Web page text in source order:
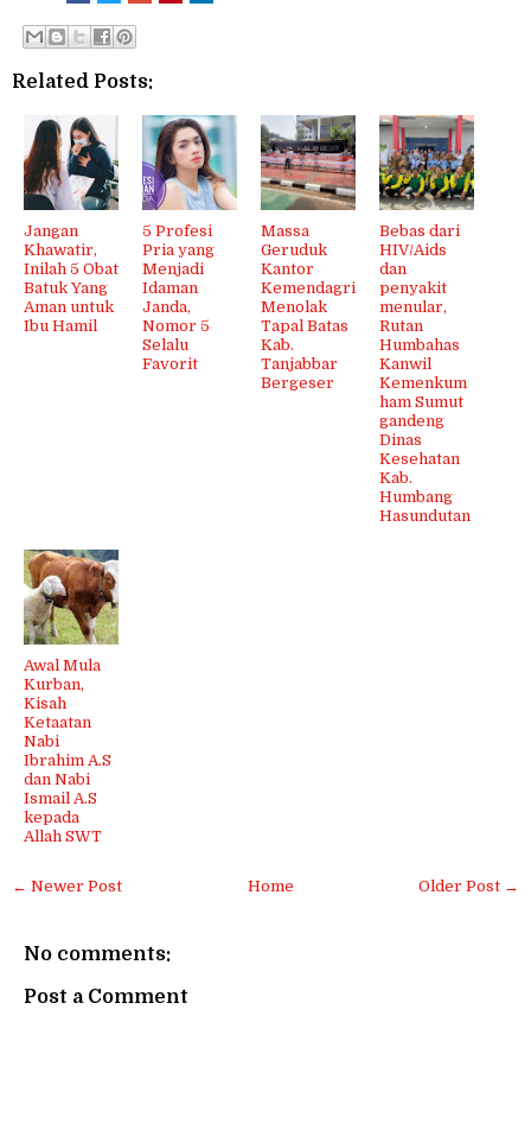
Related Posts:
Jangan
Khawatir,
Inilah 5 Obat
Batuk Yang
Aman untuk
Ibu Hamil
5 Profesi
Pria yang
Menjadi
Idaman
Janda,
Nomor 5
Selalu
Favorit
Massa
Geruduk
Kantor
Kemendagri
Menolak
Tapal Batas
Kab.
Tanjabbar
Bergeser
Bebas dari
HIV/Aids
dan
penyakit
menular,
Rutan
Humbahas
Kanwil
Kemenkum
ham Sumut
gandeng
Dinas
Kesehatan
Kab.
Humbang
Hasundutan
Awal Mula
Kurban,
Kisah
Ketaatan
Nabi
Ibrahim A.S
dan Nabi
Ismail A.S
kepada
Allah SWT
← Newer Post Older Post →
Home
No comments:
Post a Comment